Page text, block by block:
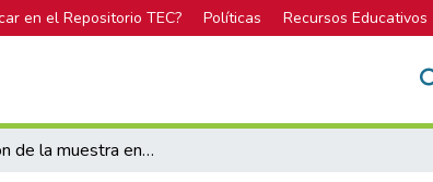
en el Repositorio TEC? Políticas Recursos Educativos
Selección de la muestra en la investigación cuantitativa